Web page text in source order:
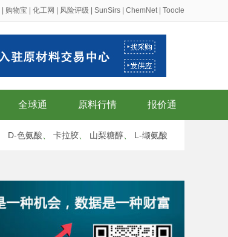
购物宝 化工网 风险评级 SunSirs ChemNet| Toocle
全球通 原料行情 报价通
D-色氨酸 卡拉胶 山梨糖醇 L-缬氨酸